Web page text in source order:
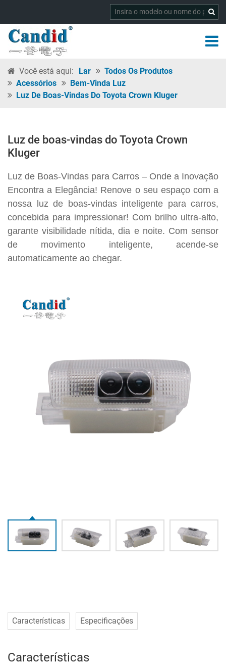
Você está aqui: Lar
Todos Os Produtos
Acessórios
Bem-Vinda Luz
Luz De Boas-Vindas Do Toyota Crown Kluger
Luz de boas-vindas do Toyota Crown
Kluger
Luz de Boas-Vindas para Carros – Onde a Inovação
Encontra a Elegância! Renove o seu espaço com a
nossa luz de boas-vindas inteligente para carros,
concebida para impressionar! Com brilho ultra-alto,
garante visibilidade nítida, dia e noite. Com sensor
de movimento inteligente, acende-se
automaticamente ao chegar.
Características Especificações
Características